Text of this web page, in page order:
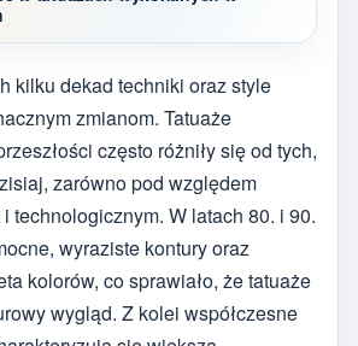
kilku dekad techniki oraz style
zmianom. Tatuaże
często różniły się od tych,
zarówno pod względem
technologicznym. W latach 80. i 90.
wyraziste kontury oraz
kolorów, co sprawiało, że tatuaże
wygląd. Z kolei współczesne